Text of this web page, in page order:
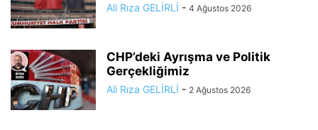
Ali Rıza GELİRLİ - 4 Ağustos 2026
CHP’deki Ayrışma ve Politik
Gerçekliğimiz
Ali Rıza GELİRLİ - 2 Ağustos 2026